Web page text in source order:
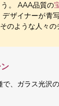
。 AAA品質の
ザイナーが青
ような人々の
、ガラス光沢